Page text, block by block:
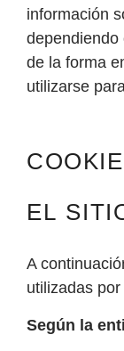
información
dependiendo
de la forma
utilizarse
EL
A
utilizadas
Según la